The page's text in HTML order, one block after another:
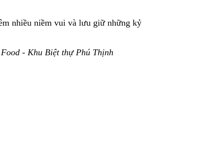
nhiều niềm vui và lưu giữ những kỷ
- Khu Biệt thự Phú Thịnh